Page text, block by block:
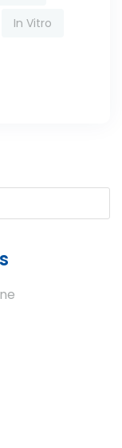
In Vitro